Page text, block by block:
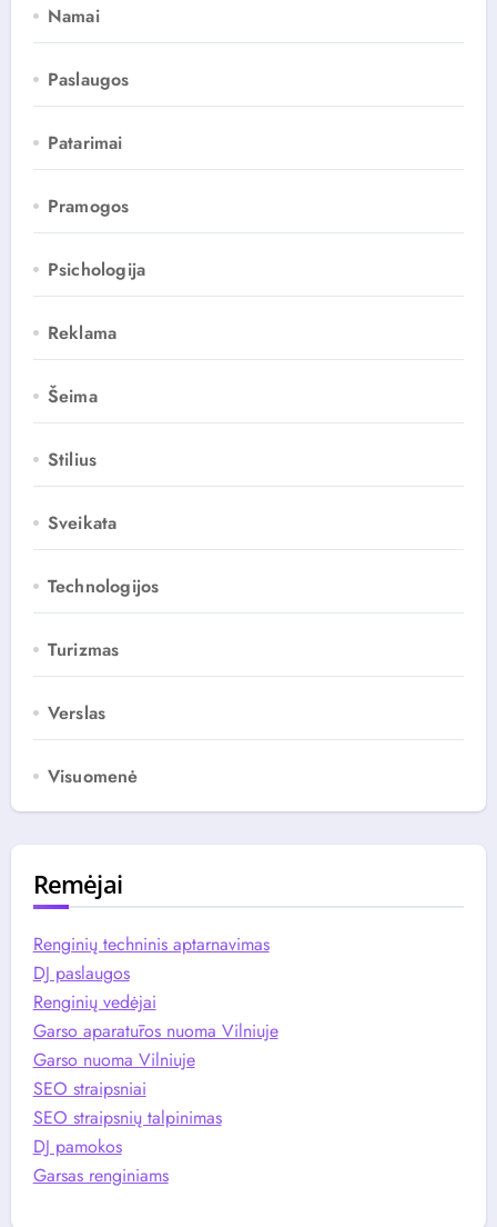
Namai
Paslaugos
Patarimai
Pramogos
Psichologija
Reklama
Šeima
Stilius
Sveikata
Technologijos
Turizmas
Verslas
Visuomenė
Remėjai
Renginių techninis aptarnavimas
DJ paslaugos
Renginių vedėjai
Garso aparatūros nuoma Vilniuje
Garso nuoma Vilniuje
SEO straipsniai
SEO straipsnių talpinimas
DJ pamokos
Garsas renginiams